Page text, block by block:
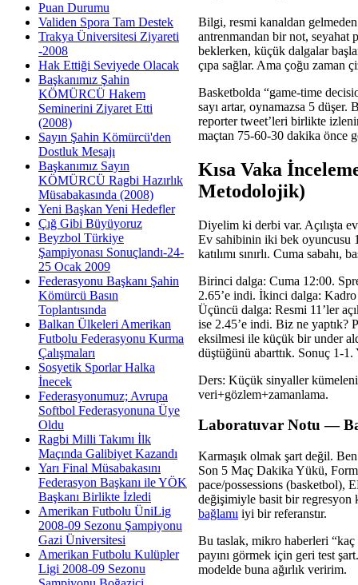
Puan Durumu
Validen Spora Tam Destek
Trakya Üniversitesi Ziyareti
-2008
Hak Ettiği Seviyede Olacak
Başkanımız Şahin
KÖMÜRCÜ Hakem
Seminerini Ziyaret Etti
(2008)
Sayın Şahin Kömürcü'den
Dostluk Mesajı
Başkanımız Sayın
KÖMÜRCÜ Ragbi Hazırlık
Müsabakasında (2008)
Yeni Başkan Yeni Hedefler
Çığ Gibi Büyüyoruz
Beyzbol Türkiye
Şampiyonası Sonuçlandı-24-
25 Ocak 2009
Federasyonu Başkanı Şahin
Kömürcü Basın
Toplantısında
Balkan Ülkeleri Amerikan
Futbolu Federasyonu Kurma
Çalışmaları
Sosyetik Sporlar Halka
İnecek
Federasyonumuz; Avrupa
Softbol Federasyonuna Üye
Oldu
Ragbi Milli Takımı İlk
Maçında Galibiyet Kazandı
Yarı Final Müsabakasını
Federasyon Başkanı ile YÖK
Başkanı Birlikte İzledi
Amerikan Futbolu ÜniLig
2008-09 Sezonu Şampiyonu
Gazi Üniversitesi
Amerikan Futbolu Kulüpler
Ligi 2008-09 Sezonu
Bilgi, resmi kanaldan gelmeden
antrenmandan bir not, seyahat
beklerken, küçük dalgalar
çıpa sağlar. Ama çoğu zaman
Basketbolda “game-time
sayı artar, oynamazsa 5 düşer.
reporter tweet’leri birlikte
maçtan 75-60-30 dakika önce
Kısa Vaka
Metodolojik)
Diyelim ki derbi var. Açılışta
Ev sahibinin iki bek oyuncusu
katılımı sınırlı. Cuma sabahı,
Birinci dalga: Cuma 12:00.
2.65’e indi. İkinci dalga: Kadro
Üçüncü dalga: Resmi 11’ler
ise 2.45’e indi. Biz ne yaptık?
eksilmesi ile küçük bir under
düştüğünü abarttık. Sonuç 1-1.
Ders: Küçük sinyaller
veri+gözlem+zamanlama.
Laboratuvar Notu —
Karmaşık olmak şart değil.
Son 5 Maç Dakika Yükü,
pace/possessions (basketbol),
değişimiyle basit bir
bağlamı iyi bir referanstır.
Bu taslak, mikro haberleri “kaç
payını görmek için geri test
modelde buna ağırlık veririm.